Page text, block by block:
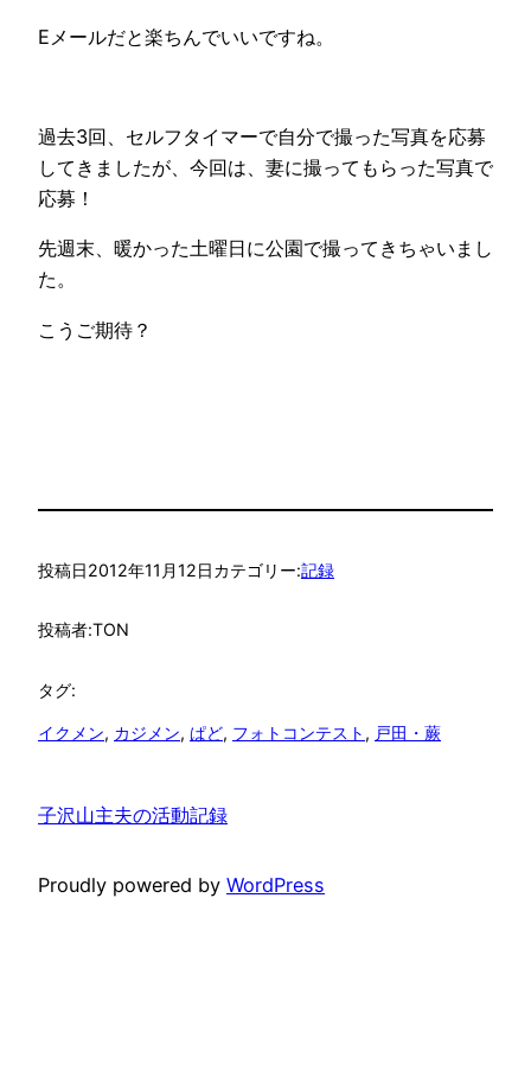
Eメールだと楽ちんでいいですね。
過去3回、セルフタイマーで自分で撮った写真を応募
してきましたが、今回は、妻に撮ってもらった写真で
応募！
先週末、暖かった土曜日に公園で撮ってきちゃいまし
た。
こうご期待？
投稿日2012年11月12日カテゴリー:記録
投稿者:TON
タグ:
イクメン, カジメン, ぱど, フォトコンテスト , 戸田・蕨
子沢山主夫の活動記録
Proudly powered by WordPress